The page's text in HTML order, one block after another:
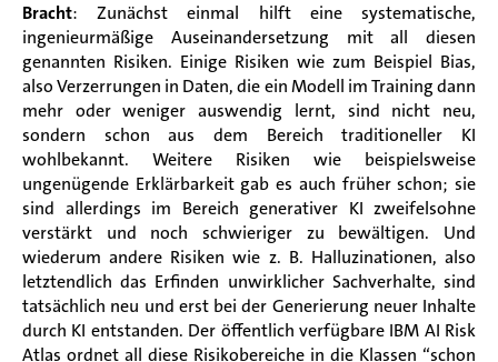
Bracht: Zunächst einmal hilft eine systematische,
ingenieurmäßige Auseinandersetzung mit all diesen
genannten Risiken. Einige Risiken wie zum Beispiel Bias,
also Verzerrungen in Daten, die ein Modell im Training dann
mehr oder weniger auswendig lernt, sind nicht neu,
sondern schon aus dem Bereich traditioneller KI
wohlbekannt. Weitere Risiken wie beispielsweise
ungenügende Erklärbarkeit gab es auch früher schon; sie
sind allerdings im Bereich generativer KI zweifelsohne
verstärkt und noch schwieriger zu bewältigen. Und
wiederum andere Risiken wie z. B. Halluzinationen, also
letztendlich das Erfinden unwirklicher Sachverhalte, sind
tatsächlich neu und erst bei der Generierung neuer Inhalte
durch KI entstanden. Der öffentlich verfügbare IBM AI Risk
Atlas ordnet all diese Risikobereiche in die Klassen “schon